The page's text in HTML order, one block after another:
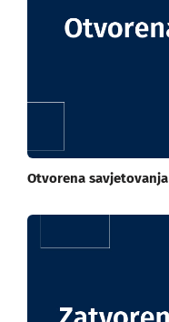
Otvorena savjetovanja